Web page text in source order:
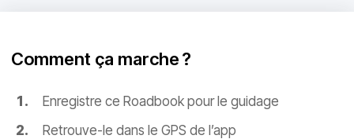
Comment ça marche ?
Enregistre ce Roadbook pour le guidage
Retrouve-le dans le GPS de l’app